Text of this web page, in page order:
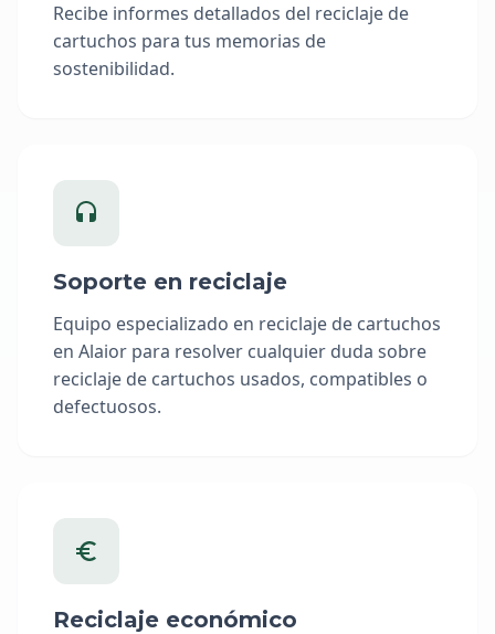
Recibe informes detallados del reciclaje de
cartuchos para tus memorias de
sostenibilidad.
Soporte en reciclaje
Equipo especializado en reciclaje de cartuchos
en Alaior para resolver cualquier duda sobre
reciclaje de cartuchos usados, compatibles o
defectuosos.
Reciclaje económico